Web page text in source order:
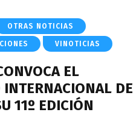
OTRAS NOTICIAS
VINOTICIAS
EL
INTERNACIONAL DE
11º EDICIÓN